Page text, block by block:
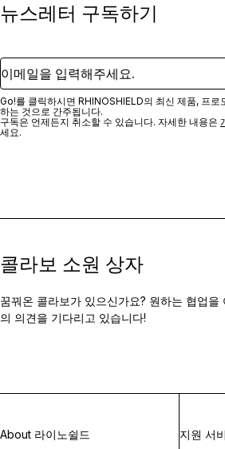
뉴스레터 구독하기
이메일을 입력해주세요.
Go!를 클릭하시면 RHINOSHIELD의 최신 제품, 프로
하는 것으로 간주됩니다.
구독은 언제든지 취소할 수 있습니다. 자세한 내용은
세요.
콜라보 소원 상자
꿈꿔온 콜라보가 있으신가요? 원하는 협업을
의 의견을 기다리고 있습니다!
About 라이노쉴드 지원 서